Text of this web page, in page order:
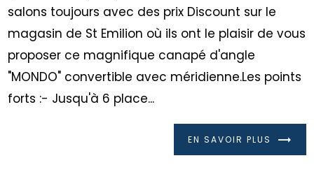
salons toujours avec des prix Discount sur le
magasin de St Emilion où ils ont le plaisir de vous
proposer ce magnifique canapé d'angle
"MONDO" convertible avec méridienne.Les points
forts :- Jusqu'à 6 place...
EN SAVOIR PLUS